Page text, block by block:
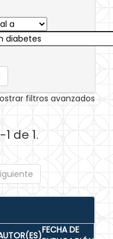
filtros avanzados
de 1.
FECHA DE